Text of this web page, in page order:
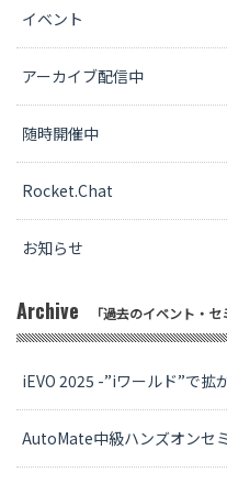
イベント
アーカイブ配信中
随時開催中
Rocket.Chat
お知らせ
Archive 「過去のイベント・セ
iEVO 2025 -”iワールド”で拡
AutoMate中級ハンズオンセ